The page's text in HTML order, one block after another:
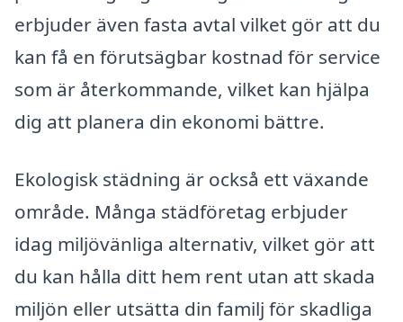
erbjuder även fasta avtal vilket gör att du
kan få en förutsägbar kostnad för service
som är återkommande, vilket kan hjälpa
dig att planera din ekonomi bättre.
Ekologisk städning är också ett växande
område. Många städföretag erbjuder
idag miljövänliga alternativ, vilket gör att
du kan hålla ditt hem rent utan att skada
miljön eller utsätta din familj för skadliga